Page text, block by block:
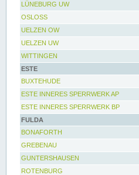
LÜNEBURG UW
OSLOSS
UELZEN OW
UELZEN UW
WITTINGEN
ESTE
BUXTEHUDE
ESTE INNERES SPERRWERK AP
ESTE INNERES SPERRWERK BP
FULDA
BONAFORTH
GREBENAU
GUNTERSHAUSEN
ROTENBURG